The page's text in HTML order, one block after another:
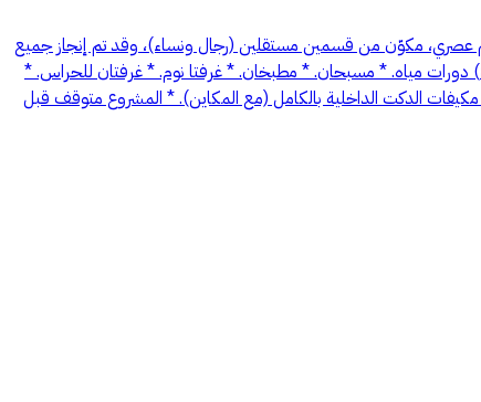
عصري، مكوّن من قسمين مستقلين (رجال ونساء)، وقد تم إنجاز جميع
الأعمال التأسيسية بالكامل، ويتبقى التشطيب النهائي فقط. مواصفات المشروع: * صالتان رئيسيتان كبيرتان (رجال ونساء). * صالتا طعام مستقلتان. * عدد (8) دورات مياه. * مسبحان. * مطبخان. * غرفتا نوم. * غرفتان للحراس. *
مكيفات الدكت الداخلية بالكامل (مع المكاين). * المشروع متوقف قبل